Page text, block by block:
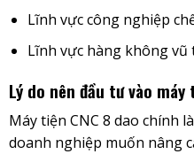
Lĩnh vực công nghiệp
Lĩnh vực hàng không vũ
Lý do nên đầu tư vào máy
Máy tiện CNC 8 dao chính
doanh nghiệp muốn nâng